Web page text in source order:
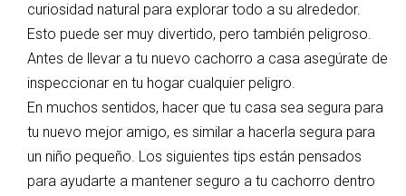
curiosidad natural para explorar todo a su alrededor.
Esto puede ser muy divertido, pero también peligroso.
Antes de llevar a tu nuevo cachorro a casa asegúrate de
inspeccionar en tu hogar cualquier peligro.
En muchos sentidos, hacer que tu casa sea segura para
tu nuevo mejor amigo, es similar a hacerla segura para
un niño pequeño. Los siguientes tips están pensados
para ayudarte a mantener seguro a tu cachorro dentro